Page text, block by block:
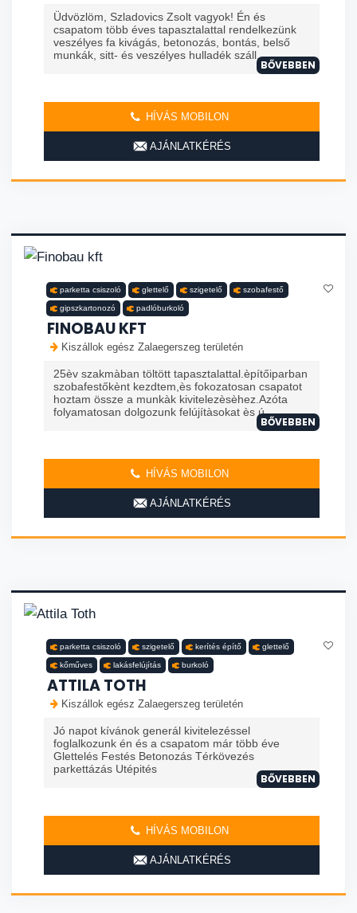
Üdvözlöm, Szladovics Zsolt vagyok! Én és
csapatom több éves tapasztalattal rendelkezünk
veszélyes fa kivágás, betonozás, bontás, belső
munkák, sitt- és veszélyes hulladék száll...
BŐVEBBEN
HÍVÁS MOBILON
AJÁNLATKÉRÉS
parketta csiszoló glettelő szigetelő szobafestő
gipszkartonozó padlóburkoló
FINOBAU KFT
Kiszállok egész Zalaegerszeg területén
25èv szakmàban töltött tapasztalattal.èpítőiparban
szobafestőkènt kezdtem,ès fokozatosan csapatot
hoztam össze a munkàk kivitelezèsèhez.Azóta
folyamatosan dolgozunk felújítàsokat ès ú
BŐVEBBEN
HÍVÁS MOBILON
AJÁNLATKÉRÉS
parketta csiszoló szigetelő kerítés építő glettelő
kőműves lakásfelújítás burkoló
ATTILA TOTH
Kiszállok egész Zalaegerszeg területén
Jó napot kívánok generál kivitelezéssel
foglalkozunk én és a csapatom már több éve
Glettelés Festés Betonozás Térkövezés
parkettázás Utépités
BŐVEBBEN
HÍVÁS MOBILON
AJÁNLATKÉRÉS